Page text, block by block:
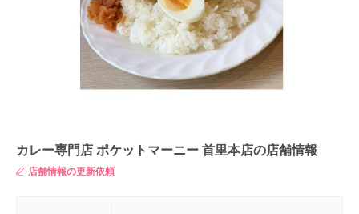
カレー専門店 ポケットマーニー 首里本店の店舗情報
店舗情報の更新依頼